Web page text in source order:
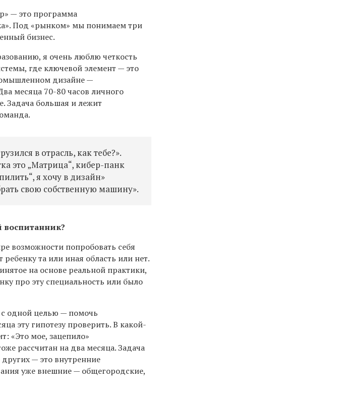
— это программа
Под «рынком» мы понимаем три
бизнес.
я очень люблю четкость
где ключевой элемент — это
дизайне —
месяца 70-80 часов личного
Задача большая и лежит
в отрасль, как тебе?».
это „Матрица“, кибер-панк
я хочу в дизайн»
свою собственную машину».
возможности попробовать себя
та или иная область или нет.
на основе реальной практики,
про эту специальность или было
с одной целью — помочь
эту гипотезу проверить. В какой-
«Это мое, зацепило»
рассчитан на два месяца. Задача
других — это внутренние
уже внешние — общегородские,